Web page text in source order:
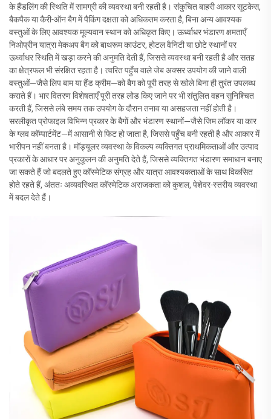
के हैंडलिंग की स्थिति में सामग्री की व्यवस्था बनी रहती है। संकुचित बाहरी आकार सूटकेस,
बैकपैक या कैरी-ऑन बैग में पैकिंग दक्षता को अधिकतम करता है, बिना अन्य आवश्यक
वस्तुओं के लिए आवश्यक मूल्यवान स्थान को अधिकृत किए। ऊर्ध्वाधर भंडारण क्षमताएँ
निओप्रीन यात्रा मेकअप बैग को बाथरूम काउंटर, होटल वैनिटी या छोटे स्थानों पर
ऊर्ध्वाधर स्थिति में खड़ा करने की अनुमति देती हैं, जिससे व्यवस्था बनी रहती है और सतह
का क्षेत्रफल भी संरक्षित रहता है। त्वरित पहुँच वाले जेब अक्सर उपयोग की जाने वाली
वस्तुओं—जैसे लिप बाम या हैंड क्रीम—को बैग को पूरी तरह से खोले बिना ही तुरंत उपलब्ध
कराते हैं। भार वितरण विशेषताएँ पूरी तरह लोड किए जाने पर भी संतुलित वहन सुनिश्चित
करती हैं, जिससे लंबे समय तक उपयोग के दौरान तनाव या असहजता नहीं होती है।
सरलीकृत प्रोफाइल विभिन्न प्रकार के बैगों और भंडारण स्थानों—जैसे जिम लॉकर या कार
के ग्लव कॉम्पार्टमेंट—में आसानी से फिट हो जाता है, जिससे पहुँच बनी रहती है और आकार में
भारीपन नहीं बनता है। मॉड्यूलर व्यवस्था के विकल्प व्यक्तिगत प्राथमिकताओं और उत्पाद
प्रकारों के आधार पर अनुकूलन की अनुमति देते हैं, जिससे व्यक्तिगत भंडारण समाधान बनाए
जा सकते हैं जो बदलते हुए कॉस्मेटिक संग्रह और यात्रा आवश्यकताओं के साथ विकसित
होते रहते हैं, अंततः अव्यवस्थित कॉस्मेटिक अराजकता को कुशल, पेशेवर-स्तरीय व्यवस्था
में बदल देते हैं।